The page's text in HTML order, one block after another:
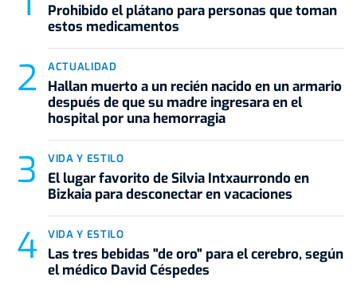
Prohibido el plátano para personas que toman
estos medicamentos
ACTUALIDAD
Hallan muerto a un recién nacido en un armario
después de que su madre ingresara en el
hospital por una hemorragia
VIDA Y ESTILO
El lugar favorito de Silvia Intxaurrondo en
Bizkaia para desconectar en vacaciones
VIDA Y ESTILO
Las tres bebidas "de oro" para el cerebro, según
el médico David Céspedes